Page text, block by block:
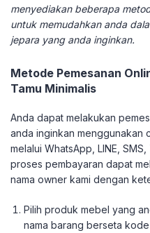
menyediakan beberapa
untuk memudahkan anda
jepara yang anda inginkan.
Metode Pemesanan
Tamu Minimalis
Anda dapat melakukan
anda inginkan menggunakan
melalui WhatsApp, LINE,
proses pembayaran dapat
nama owner kami dengan
Pilih produk mebel yang
nama barang berseta